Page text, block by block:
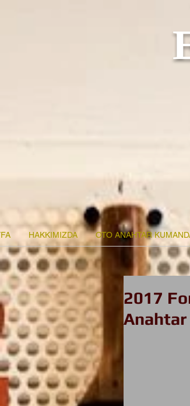
HAKKIMIZDA OTO ANAHTAR
2017
Anahtar